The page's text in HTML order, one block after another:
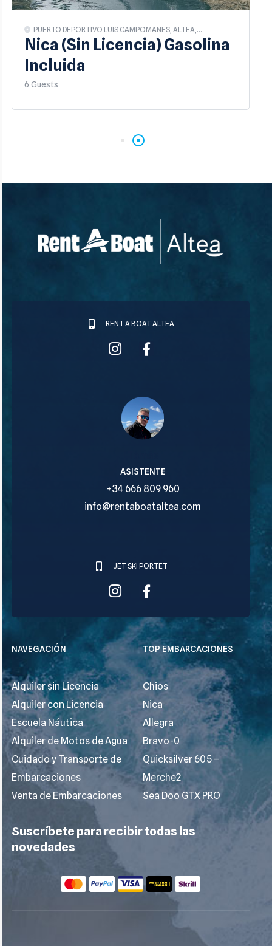
PUERTO DEPORTIVO LUIS CAMPOMANES, ALTEA,
ALICANTE
Nica (Sin Licencia) Gasolina
Incluida
6 Guests
RENT A BOAT ALTEA
ASISTENTE
+34 666 809 960
info@rentaboataltea.com
JET SKI PORTET
NAVEGACIÓN
Alquiler sin Licencia
Alquiler con Licencia
Escuela Náutica
Alquiler de Motos de Agua
Cuidado y Transporte de
Embarcaciones
Venta de Embarcaciones
TOP EMBARCACIONES
Chios
Nica
Allegra
Bravo-0
Quicksilver 605 –
Merche2
Sea Doo GTX PRO
Suscríbete para recibir todas las
novedades